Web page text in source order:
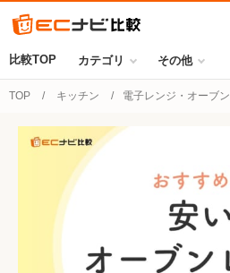
比較TOP カテゴリ その他
TOP キッチン 電子レンジ・オーブン